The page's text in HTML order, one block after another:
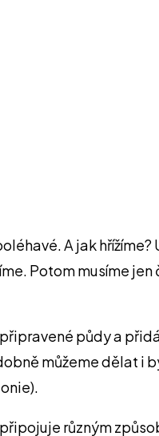
A jak
Potom musíme
půdy a
můžeme dělat i
různým